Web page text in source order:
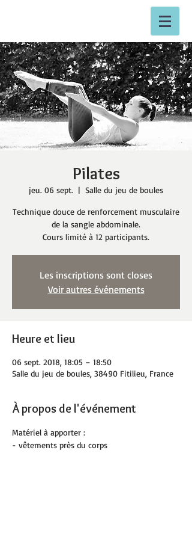
Pilates
jeu. 06 sept.
  |
Salle du jeu de boules
Technique douce de renforcement musculaire
de la sangle abdominale.
Cours limité à 12 participants.
Les inscriptions sont closes
Voir autres événements
Heure et lieu
06 sept. 2018, 18:05 – 18:50
Salle du jeu de boules, 38490 Fitilieu, France
À propos de l'événement
Matériel à apporter :
- vêtements près du corps